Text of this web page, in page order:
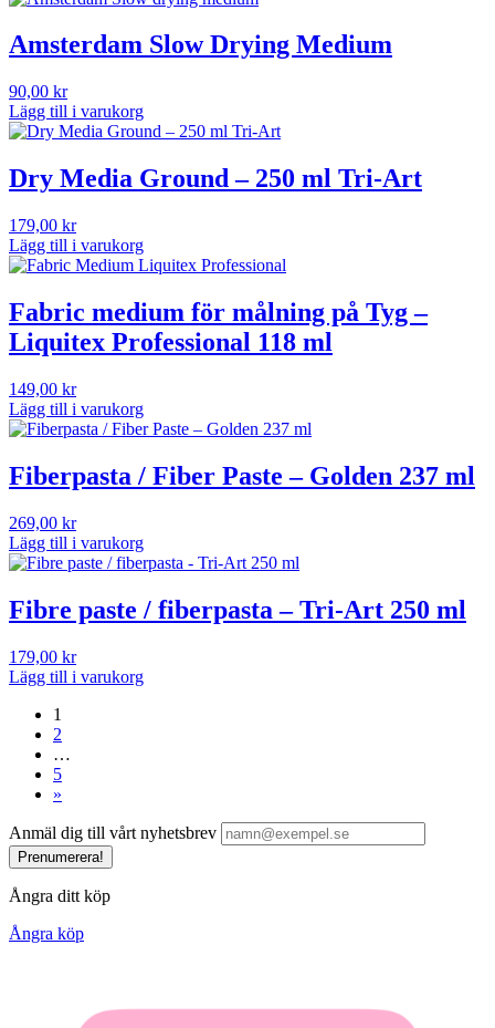
Amsterdam Slow Drying Medium
90,00 kr
Lägg till i varukorg
Dry Media Ground – 250 ml Tri-Art
179,00 kr
Lägg till i varukorg
Fabric medium för målning på Tyg –
Liquitex Professional 118 ml
149,00 kr
Lägg till i varukorg
Fiberpasta / Fiber Paste – Golden 237 ml
269,00 kr
Lägg till i varukorg
Fibre paste / fiberpasta – Tri-Art 250 ml
179,00 kr
Lägg till i varukorg
1
2
…
5
»
Anmäl dig till vårt nyhetsbrev
Prenumerera!
Ångra ditt köp
Ångra köp